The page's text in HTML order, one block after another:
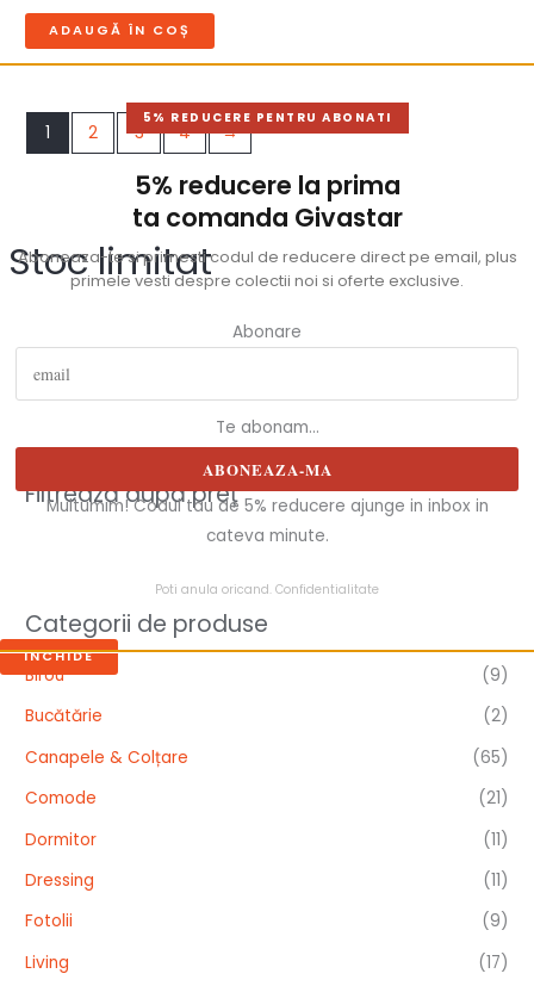
Filtrează după preț
Categorii de produse
Birou
(9)
Bucătărie
(2)
Canapele & Colțare
(65)
Comode
(21)
Dormitor
(11)
Dressing
(11)
Fotolii
(9)
Living
(17)
Stoc limitat
ADAUGĂ ÎN COȘ
1 2 3 4 →
5% REDUCERE PENTRU ABONATI
5% reducere la prima
ta comanda Givastar
Aboneaza-te si primesti codul de reducere direct pe email, plus
primele vesti despre colectii noi si oferte exclusive.
Abonare
Te abonam...
ABONEAZA-MA
Multumim! Codul tau de 5% reducere ajunge in inbox in
cateva minute.
Poti anula oricand. Confidentialitate
INCHIDE